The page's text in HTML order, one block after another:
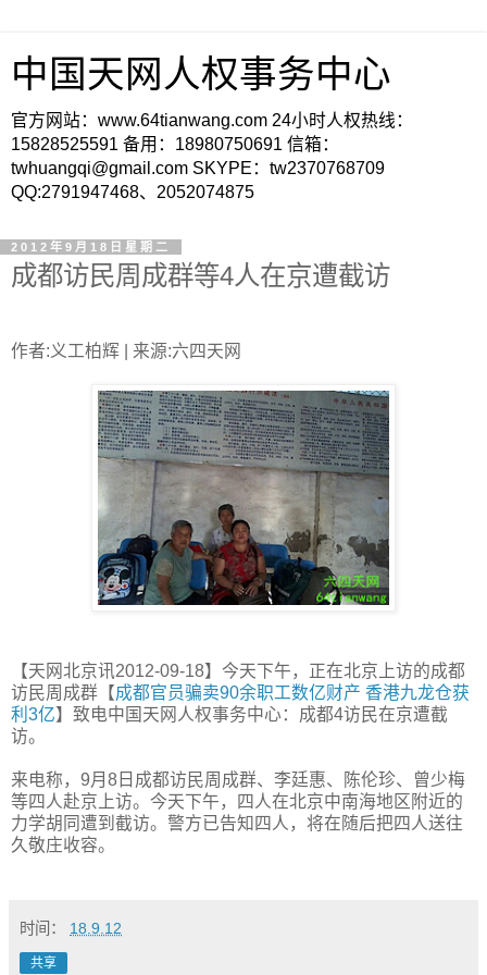
中国天网人权事务中心
官方网站：www.64tianwang.com 24小时人权热线：
15828525591 备用：18980750691 信箱：
twhuangqi@gmail.com SKYPE：tw2370768709
QQ:2791947468、2052074875
2012年9月18日星期二
成都访民周成群等4人在京遭截访
作者:义工柏辉 | 来源:六四天网
【天网北京讯2012-09-18】今天下午，正在北京上访的成都
访民周成群【成都官员骗卖90余职工数亿财产 香港九龙仓获
利3亿】致电中国天网人权事务中心：成都4访民在京遭截
访。
来电称，9月8日成都访民周成群、李廷惠、陈伦珍、曾少梅
等四人赴京上访。今天下午，四人在北京中南海地区附近的
力学胡同遭到截访。警方已告知四人，将在随后把四人送往
久敬庄收容。
时间： 18.9.12
共享